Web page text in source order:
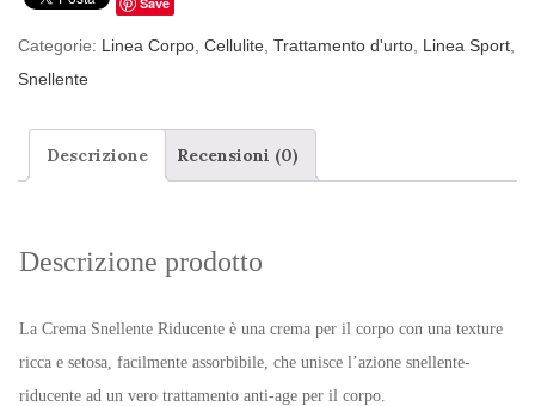
Categorie: Linea Corpo, Cellulite, Trattamento d'urto, Linea Sport,
Snellente
Descrizione Recensioni (0)
Descrizione prodotto
La Crema Snellente Riducente è una crema per il corpo con una texture
ricca e setosa, facilmente assorbibile, che unisce l’azione snellente-
riducente ad un vero trattamento anti-age per il corpo.